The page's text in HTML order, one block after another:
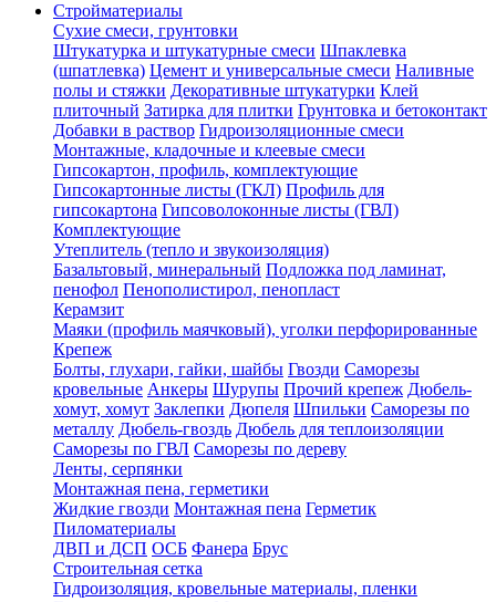
Стройматериалы
Сухие смеси, грунтовки
Штукатурка и штукатурные смеси Шпаклевка
(шпатлевка) Цемент и универсальные смеси Наливные
полы и стяжки Декоративные штукатурки Клей
плиточный Затирка для плитки Грунтовка и бетоконтакт
Добавки в раствор Гидроизоляционные смеси
Монтажные, кладочные и клеевые смеси
Гипсокартон, профиль, комплектующие
Гипсокартонные листы (ГКЛ) Профиль для
гипсокартона Гипсоволоконные листы (ГВЛ)
Комплектующие
Утеплитель (тепло и звукоизоляция)
Базальтовый, минеральный Подложка под ламинат,
пенофол Пенополистирол, пенопласт
Керамзит
Маяки (профиль маячковый), уголки перфорированные
Крепеж
Болты, глухари, гайки, шайбы Гвозди Саморезы
кровельные Анкеры Шурупы Прочий крепеж Дюбель-
хомут, хомут Заклепки Дюпеля Шпильки Саморезы по
металлу Дюбель-гвоздь Дюбель для теплоизоляции
Саморезы по ГВЛ Саморезы по дереву
Ленты, серпянки
Монтажная пена, герметики
Жидкие гвозди Монтажная пена Герметик
Пиломатериалы
ДВП и ДСП ОСБ Фанера Брус
Строительная сетка
Гидроизоляция, кровельные материалы, пленки